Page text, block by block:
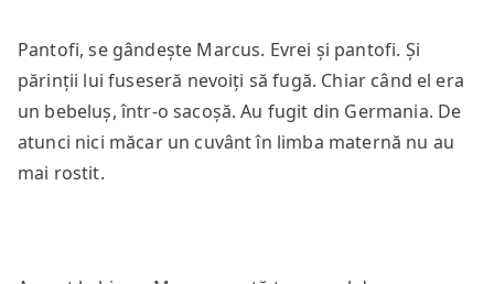
Pantofi, se gândește Marcus. Evrei și pantofi. Și
părinții lui fuseseră nevoiți să fugă. Chiar când el era
un bebeluș, într-o sacoșă. Au fugit din Germania. De
atunci nici măcar un cuvânt în limba maternă nu au
mai rostit.